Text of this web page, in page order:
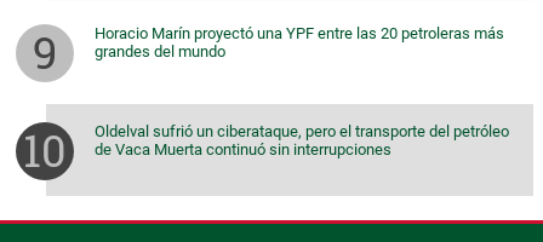
Horacio Marín proyectó una YPF entre las 20 petroleras más
grandes del mundo
Oldelval sufrió un ciberataque, pero el transporte del petróleo
de Vaca Muerta continuó sin interrupciones